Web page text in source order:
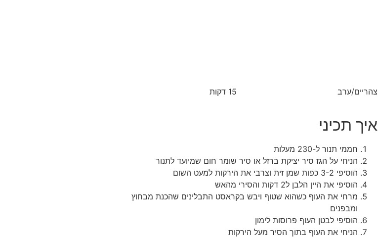
צהריים/ערב 15 דקות
איך תכיני
חממי תנור ל-230 מעלות
הניחי על הגז סיר יציקת ברזל או סיר שומר חום שמיועד לתנור
הוסיפי 3-2 כפות שמן זית וצרבי את הירקות למעט השום
הוסיפי את היין הלבן ל2 דקות והסירי מהאש
מרחי את העוף כשהוא שטוף ויבש בקראסט התבלינים שהכנת מבחוץ
ומבפנים
הוסיפי לבטן העוף פרוסות לימון
הניחי את העוף בתוך הסיר מעל הירקות